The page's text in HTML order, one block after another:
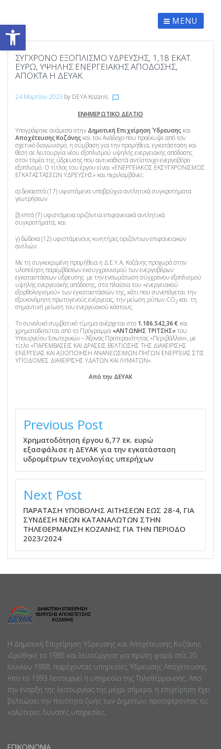
Ανοίξτε τη γραμμή εργαλείων MENU
ΣΎΓΧΡΟΝΟ ΕΞΟΠΛΙΣΜΌ ΎΔΡΕΥΣΗΣ, 1,18 ΕΚΑΤ.
ΕΥΡΏ, ΥΨΗΛΉΣ ΕΝΕΡΓΕΙΑΚΉΣ ΑΠΌΔΟΣΗΣ,
ΑΠΟΚΤΆ Η ΔΕΥΑΚ.
24 Μαρτίου 2023 by DEYA Kozanis chat_bubble_outline
ΕΝΗΜΕΡΩΤΙΚΟ ΔΕΛΤΙΟ
Υπογράφηκε ανάμεσα στην Δημοτική Επιχείρηση Ύδρευσης και
Αποχέτευσης Κοζάνης και τον Ανάδοχο που προέκυψε από τον
σχετικό διαγωνισμό, η σύμβαση για την προμήθεια, εγκατάσταση και
θέση σε λειτουργία νέου εξοπλισμού υψηλής ενεργειακής απόδοσης
στον τομέα της ύδρευσης που αντικαθιστά αντίστοιχο ενεργοβόρο
εξοπλισμό. Ο τίτλος του έργου είναι «ΕΝΕΡΓΕΙΑΚΟΣ ΕΚΣΥΓΧΡΟΝΙΣΜΟΣ
ΕΓΚΑΤΑΣΤΑΣΕΩΝ ΥΔΡΕΥΣΗΣ» και περιλαμβάνει:
α) δεκαεπτά (17) υφιστάμενα υποβρύχια αντλητικά συγκροτήματα
γεωτρήσεων
β) επτά (7) υφιστάμενα οριζόντια επιφανειακά αντλητικά
συγκροτήματα, και
γ) δώδεκα (12) υφιστάμενους κινητήρες οριζόντιων επιφανειακών
αντλιών.
Με τη συγκεκριμένη προμήθεια η Δ.Ε.Υ.Α. Κοζάνης προχωρά στην
υλοποίηση παρεμβάσεων εκσυγχρονισμού των ενεργοβόρων
εγκαταστάσεων ύδρευσης με την ενσωμάτωση σύγχρονου εξοπλισμού
υψηλής ενεργειακής απόδοσης, στα πλαίσια του «ενεργειακού
εξορθολογισμού» των εγκαταστάσεών της, κάτι που συνεπάγεται την
εξοικονόμηση πρωτογενούς ενέργειας, την μείωση ρύπων CO2 και τη
σημαντική μείωση του ενεργειακού κόστους.
Το συνολικό συμβατικό τίμημα ανέρχεται στο 1.186.542,36 € και
χρηματοδοτείται από το Πρόγραμμα «ΑΝΤΩΝΗΣ ΤΡΙΤΣΗΣ»του
Υπουργείου Εσωτερικών – Άξονας Προτεραιότητας «Περιβάλλον», με
τίτλο «ΠΑΡΕΜΒΑΣΕΙΣ ΚΑΙ ΔΡΑΣΕΙΣ ΒΕΛΤΙΩΣΗΣ ΤΗΣ ΔΙΑΧΕΙΡΙΣΗΣ
ΕΝΕΡΓΕΙΑΣ ΚΑΙ ΑΞΙΟΠΟΙΗΣΗ ΑΝΑΝΕΩΣΙΜΩΝ ΠΗΓΩΝ ΕΝΕΡΓΕΙΑΣ ΣΤΙΣ
ΥΠΟΔΟΜΕΣ ΔΙΑΧΕΙΡΙΣΗΣ ΥΔΑΤΩΝ ΚΑΙ ΛΥΜΑΤΩΝ».
Από την ΔΕΥΑΚ
ΠΛΟΉΓΗΣΗ
ΆΡΘΡΩΝ
Previous Post
Χρηματοδότηση έργου 6,77 εκ. ευρώ
εξασφάλισε η ΔΕΥΑΚ για την εγκατάσταση
υδρομέτρων τεχνολογίας υπερήχων
Next Post
ΠΑΡΑΤΑΣΗ ΥΠΟΒΟΛΗΣ ΑΙΤΗΣΕΩΝ ΕΩΣ 28-4, ΓΙΑ
ΣΥΝΔΕΣΗ ΝΕΩΝ ΚΑΤΑΝΑΛΩΤΩΝ ΣΤΗΝ
ΤΗΛΕΘΕΡΜΑΝΣΗ ΚΟΖΑΝΗΣ ΓΙΑ ΤΗΝ ΠΕΡΙΟΔΟ
2023/2024
Η Δημοτική Επιχείρηση Ύδρευσης και Αποχέτευσης Κοζάνης
ιδρύθηκε το 1985 και λειτούργησε για πρώτη φορά στίς 20
Ιουνίου 1988, παρέχοντας υπηρεσίες Ύδρευσης Αποχέτευσης.
Απο το 1993 λειτουργεί η υπηρεσία της Τηλεθέρμανσης. Απο
την έναρξη της λειτουργίας της μέχρι σήμερα, η επιχείρηση έχει
βελτιώσει την ποιότητα ζωής των Δημοτών, προσφέροντας τις
καλύτερες δυνατές υπηρεσίες.